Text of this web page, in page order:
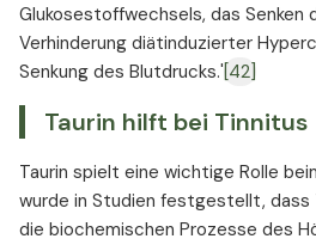
Glukosestoffwechsels, das Senken
Verhinderung diätinduzierter
Senkung des Blutdrucks.' [42]
Taurin hilft bei Tinnitus
Taurin spielt eine wichtige Rolle
wurde in Studien festgestellt, dass
die biochemischen Prozesse des